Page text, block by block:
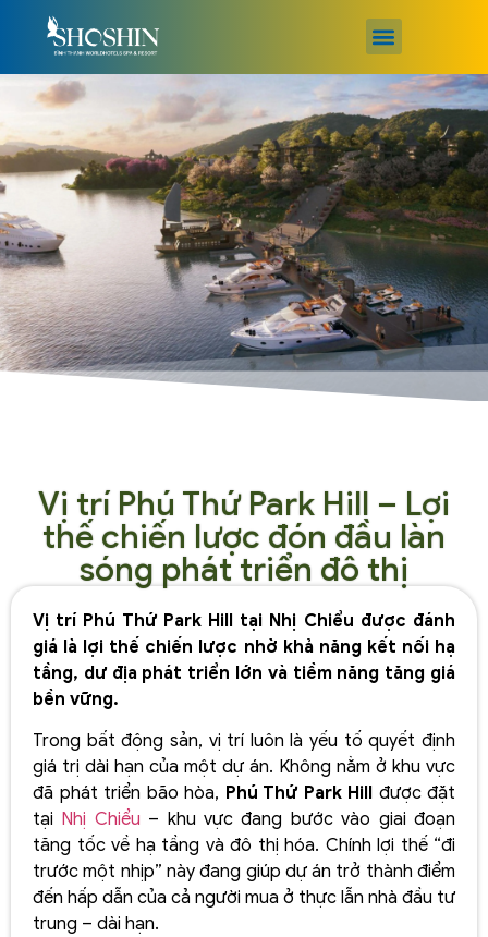
Vị trí Phú Thứ Park Hill – Lợi
thế chiến lược đón đầu làn
sóng phát triển đô thị
Vị trí Phú Thứ Park Hill tại Nhị Chiểu được đánh
giá là lợi thế chiến lược nhờ khả năng kết nối hạ
tầng, dư địa phát triển lớn và tiềm năng tăng giá
bền vững.
Trong bất động sản, vị trí luôn là yếu tố quyết định
giá trị dài hạn của một dự án. Không nằm ở khu vực
đã phát triển bão hòa, Phú Thứ Park Hill được đặt
tại Nhị Chiểu – khu vực đang bước vào giai đoạn
tăng tốc về hạ tầng và đô thị hóa. Chính lợi thế “đi
trước một nhịp” này đang giúp dự án trở thành điểm
đến hấp dẫn của cả người mua ở thực lẫn nhà đầu tư
trung – dài hạn.